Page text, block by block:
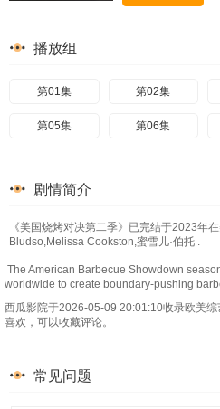
播放组
第01集 第02集
第05集 第06集
剧情简介
《美国烧烤对决第二季》已完结于2023年
Bludso,Melissa Cookston,蜜雪儿·伯托 .
The American Barbecue Showdown
worldwide to create boundary-pushing
西瓜影院于2026-05-09 20:01:10收录欧美
喜欢，可以收藏评论。
常见问题